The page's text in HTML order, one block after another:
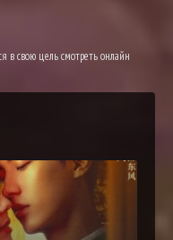
в свою цель смотреть онлайн